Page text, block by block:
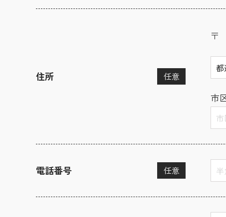
住所 任意
〒
市
電話番号 任意